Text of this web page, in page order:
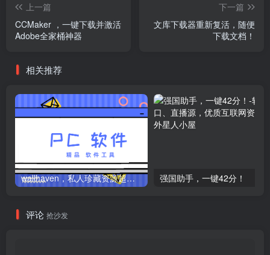
上一篇
CCMaker ，一键下载并激活
Adobe全家桶神器
下一篇
文库下载器重新复活，随便
下载文档！
相关推荐
wallhaven，私人珍藏资源超多的网站，小心身体吃不消！ 强国助手，一键42分！
评论 抢沙发